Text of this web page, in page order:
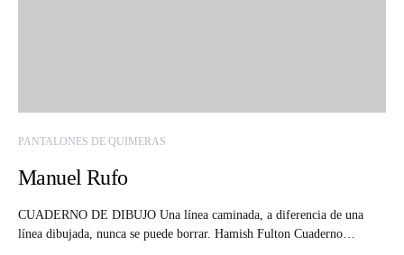
PANTALONES DE QUIMERAS
Manuel Rufo
CUADERNO DE DIBUJO Una línea caminada, a diferencia de una
línea dibujada, nunca se puede borrar. Hamish Fulton Cuaderno…